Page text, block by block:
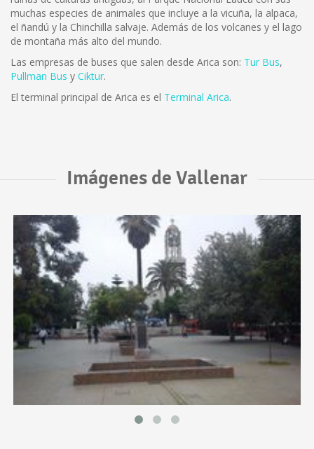
muchas especies de animales que incluye a la vicuña, la alpaca,
el ñandú y la Chinchilla salvaje. Además de los volcanes y el lago
de montaña más alto del mundo.
Las empresas de buses que salen desde Arica son: Tur Bus,
Pullman Bus y Ciktur.
El terminal principal de Arica es el Terminal Arica.
Imágenes de Vallenar